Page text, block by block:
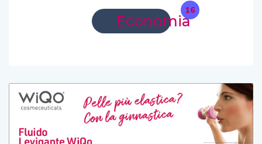
Economia
16